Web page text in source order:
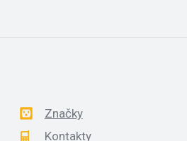
Značky
Kontakty